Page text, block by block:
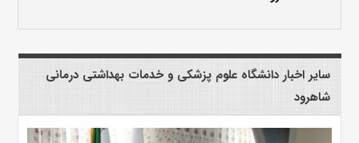
سایر اخبار دانشگاه علوم پزشکی و خدمات بهداشتی درمانی
شاهرود